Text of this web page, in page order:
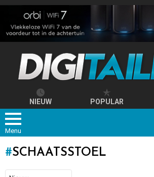
NIEUW POPULAR
Menu
SCHAATSSTOEL